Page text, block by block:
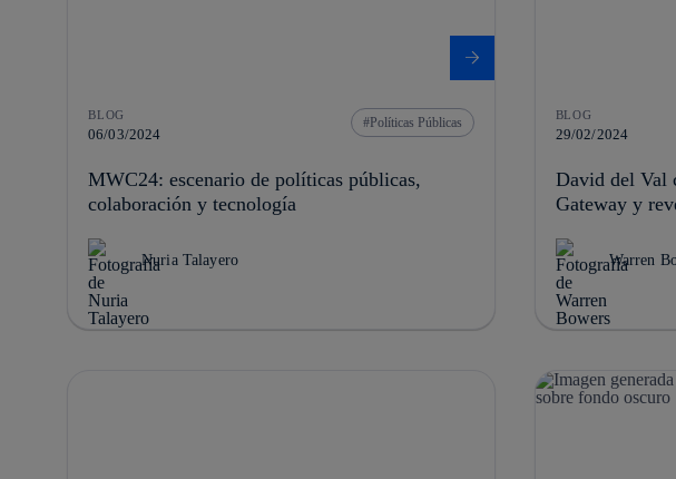
BLOG
06/03/2024
Políticas Públicas
MWC24: escenario de políticas públicas,
colaboración y tecnología
Nuria Talayero
BLOG
29/02/2024
David del Val
Gateway y
Warren